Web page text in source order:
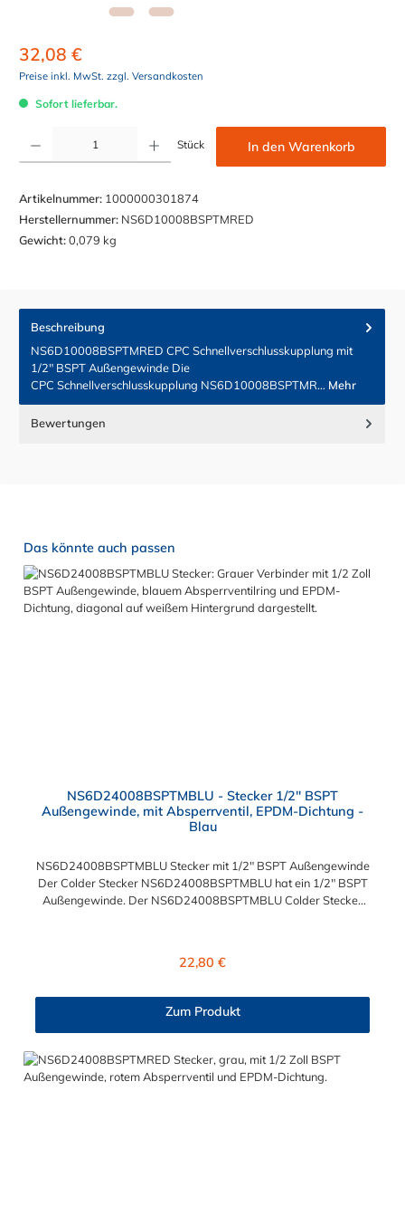
32,08 €
Preise inkl. MwSt. zzgl. Versandkosten
Sofort lieferbar.
Produkt Anzahl: Gib den gewünschten Wert ein oder benutze die Schaltflächen um die Anzahl
Stück In den Warenkorb
Artikelnummer: 1000000301874
Herstellernummer: NS6D10008BSPTMRED
Gewicht:0,079 kg
Beschreibung
NS6D10008BSPTMRED CPC Schnellverschlusskupplung mit
1/2" BSPT Außengewinde Die
CPC Schnellverschlusskupplung NS6D10008BSPTMR… Mehr
Bewertungen
Produktgalerie überspringen
Das könnte auch passen
NS6D24008BSPTMBLU - Stecker 1/2" BSPT
Außengewinde, mit Absperrventil, EPDM-Dichtung -
Blau
NS6D24008BSPTMBLU Stecker mit 1/2" BSPT Außengewinde
Der Colder Stecker NS6D24008BSPTMBLU hat ein 1/2" BSPT
Außengewinde. Der NS6D24008BSPTMBLU Colder Stecker
Colder Stecker mit allen Kupplungen der CPC NS6-Serie
kombinieren.
Regulärer Preis:
22,80 €
Zum Produkt